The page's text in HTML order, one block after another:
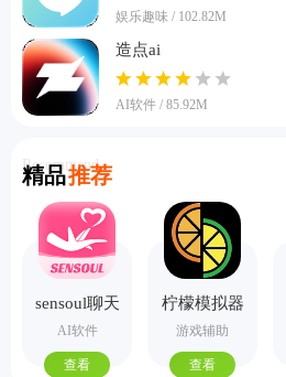
娱乐趣味 / 102.82M
造点ai
AI软件 / 85.92M
精品推荐
Recommend
sensoul聊天
AI软件
查看
柠檬模拟器
手机版
游戏辅助
查看